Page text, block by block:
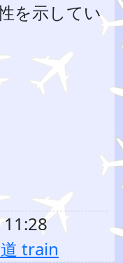
を示してい
train